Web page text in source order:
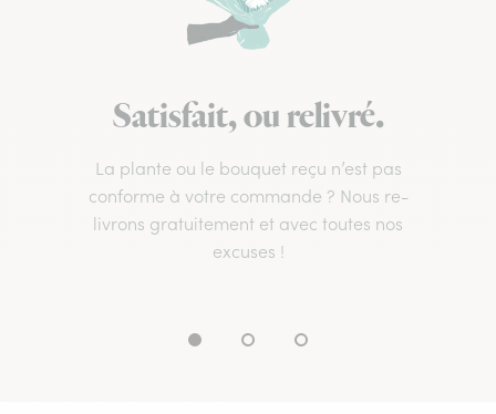
Satisfait, ou relivré.
La plante ou le bouquet reçu n’est pas
conforme à votre commande ? Nous re-
livrons gratuitement et avec toutes nos
excuses !